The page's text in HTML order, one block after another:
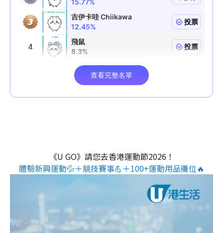
《U GO》請您去香港運動節2026！
體驗新興運動💦＋競技賽事💪＋100+運動用品攤位🔥